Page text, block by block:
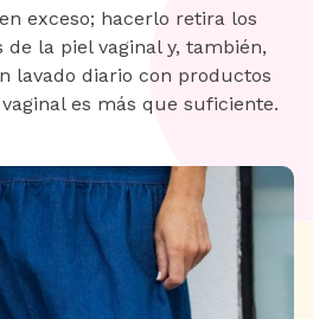
exceso; hacerlo retira los
de la piel vaginal y, también,
lavado diario con productos
es más que suficiente.